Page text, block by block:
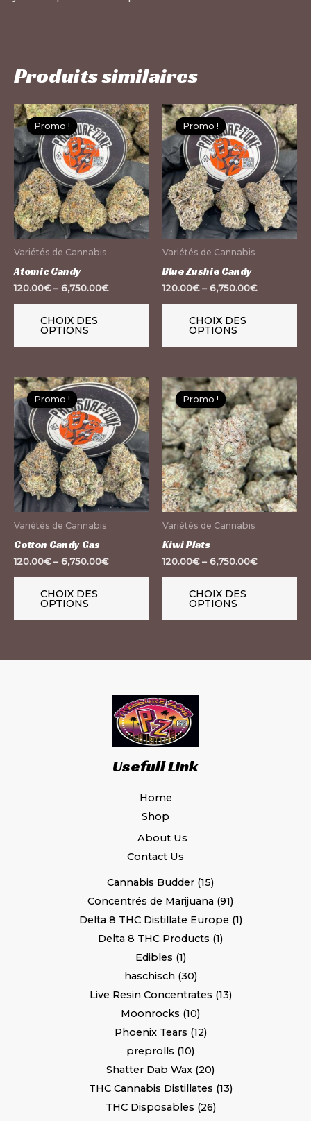
Produits similaires
Promo !
Promo !
Variétés de Cannabis
Atomic Candy
120.00€– 6,750.00€
CHOIX DES
OPTIONS
Ce
produit
a
plusieurs
variations.
Les
options
produit
Promo !
Promo !
Variétés de Cannabis
Blue Zushie Candy
120.00€– 6,750.00€
CHOIX DES
OPTIONS
Ce
a
Promo !
Promo !
Variétés de Cannabis
Cotton Candy Gas
120.00€– 6,750.00€
CHOIX DES
OPTIONS
Ce
produit
a
plusieurs
variations.
Les
options
Promo !
Promo !
Variétés de Cannabis
Kiwi Plats
120.00€– 6,750.00€
CHOIX DES
OPTIONS
Ce
a
Usefull Link
Home
Shop
About Us
Contact Us
Cannabis Budder 15
Concentrés de Marijuana 91
Delta 8 THC Distillate Europe 1
Delta 8 THC Products 1
Edibles 1
haschisch 30
Live Resin Concentrates 13
Moonrocks 10
Phoenix Tears 12
preprolls 10
Shatter Dab Wax 20
THC Cannabis Distillates 13
THC Disposables 26